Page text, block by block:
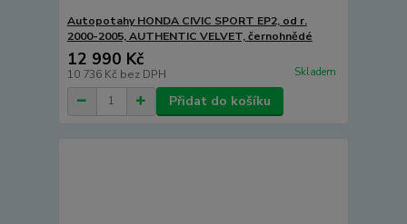
Autopotahy HONDA CIVIC SPORT EP2, od r.
2000-2005, AUTHENTIC VELVET, černohnědé
12 990 Kč
10 736 Kč bez DPH Skladem
Přidat do košíku